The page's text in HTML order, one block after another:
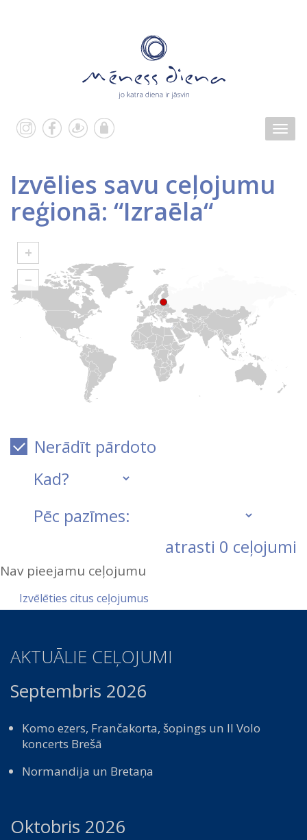
Izvēlies savu ceļojumu
reģionā: “Izraēla“
+
−
Nerādīt pārdoto
atrasti 0 ceļojumi
Nav pieejamu ceļojumu
Izvēlēties citus ceļojumus
AKTUĀLIE CEĻOJUMI
Septembris 2026
Komo ezers, Frančakorta, šopings un Il Volo
koncerts Brešā
Normandija un Bretaņa
Oktobris 2026